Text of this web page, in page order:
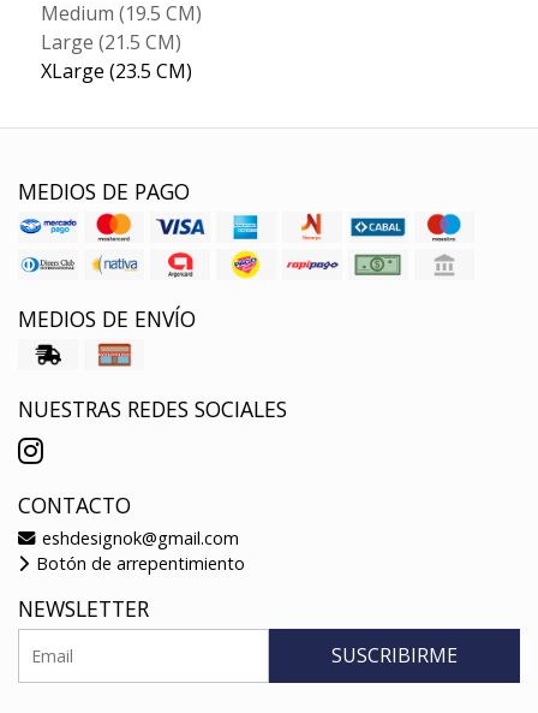
Medium (19.5 CM)
Large (21.5 CM)
XLarge (23.5 CM)
MEDIOS DE PAGO
MEDIOS DE ENVÍO
NUESTRAS REDES SOCIALES
CONTACTO
eshdesignok@gmail.com
Botón de arrepentimiento
NEWSLETTER
SUSCRIBIRME